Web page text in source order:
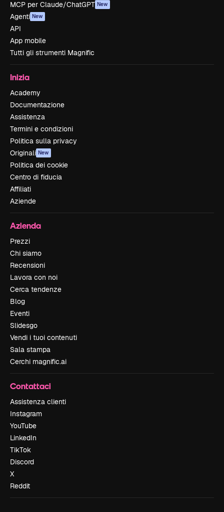
MCP per Claude/ChatGPT New
Agenti New
API
App mobile
Tutti gli strumenti Magnific
Inizia
Academy
Documentazione
Assistenza
Termini e condizioni
Politica sulla privacy
Originali New
Politica dei cookie
Centro di fiducia
Affiliati
Aziende
Azienda
Prezzi
Chi siamo
Recensioni
Lavora con noi
Cerca tendenze
Blog
Eventi
Slidesgo
Vendi i tuoi contenuti
Sala stampa
Cerchi magnific.ai
Contattaci
Assistenza clienti
Instagram
YouTube
LinkedIn
TikTok
Discord
X
Reddit